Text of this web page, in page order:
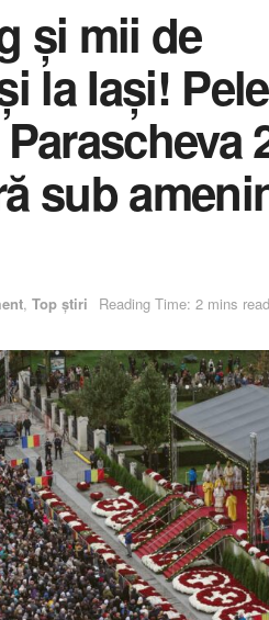
și mii de
la Iași!
sub
, Top știri Reading Time: 2 mins read